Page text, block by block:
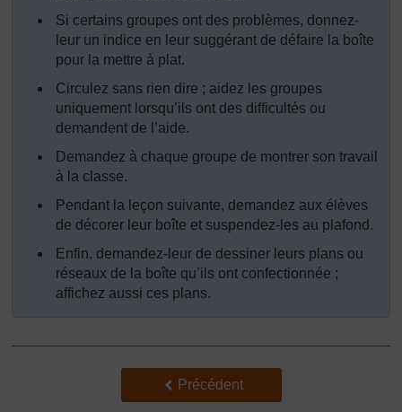
Si certains groupes ont des problèmes, donnez-
leur un indice en leur suggérant de défaire la boîte
pour la mettre à plat.
Circulez sans rien dire ; aidez les groupes
uniquement lorsqu’ils ont des difficultés ou
demandent de l’aide.
Demandez à chaque groupe de montrer son travail
à la classe.
Pendant la leçon suivante, demandez aux élèves
de décorer leur boîte et suspendez-les au plafond.
Enfin, demandez-leur de dessiner leurs plans ou
réseaux de la boîte qu’ils ont confectionnée ;
affichez aussi ces plans.
Précédent
Précédent